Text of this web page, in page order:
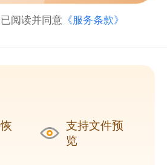
阅读并同意 《服务条款》
支持文件预
览